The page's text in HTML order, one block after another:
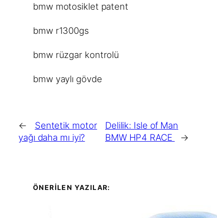
bmw motosiklet patent
bmw r1300gs
bmw rüzgar kontrolü
bmw yaylı gövde
←
Sentetik motor
yağı daha mı iyi?
Delilik: Isle of Man
BMW HP4 RACE
→
ÖNERİLEN YAZILAR: